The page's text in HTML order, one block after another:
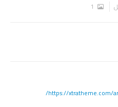
https://xtratheme.com/